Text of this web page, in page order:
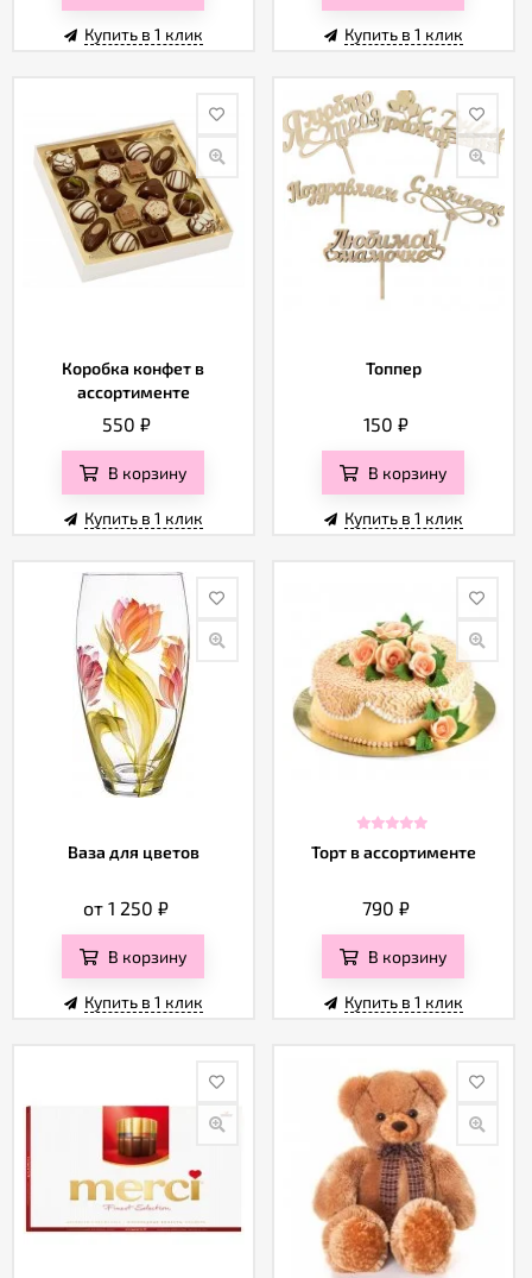
Купить в 1 клик Купить в 1 клик
Коробка конфет в
ассортименте
550 ₽
В корзину
Купить в 1 клик
Топпер
150₽
В корзину
Купить в 1 клик
Ваза для цветов
от 1 250₽
В корзину
Купить в 1 клик
Торт в ассортименте
790₽
В корзину
Купить в 1 клик